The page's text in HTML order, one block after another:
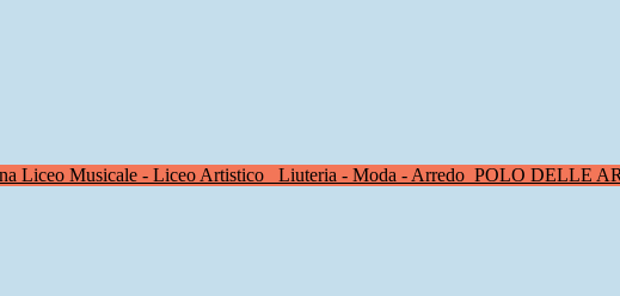
Liceo Musicale - Liceo Artistico Liuteria - Moda - Arredo POLO DELLE